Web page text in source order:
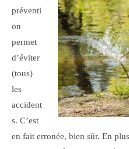
préventi
on
permet
d’éviter
(tous)
les
accident
s. C’est
en fait erronée, bien sûr. En